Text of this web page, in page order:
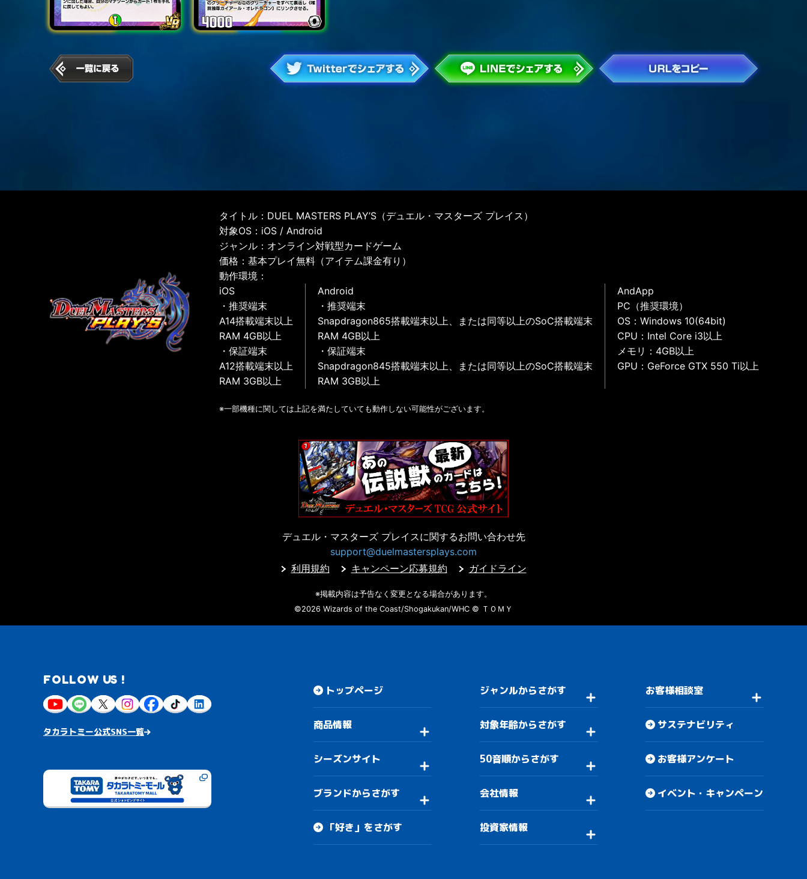
タイトル：DUEL MASTERS PLAY’S（デュエル・マスターズ プレイス）
対象OS：iOS / Android
ジャンル：オンライン対戦型カードゲーム
価格：基本プレイ無料（アイテム課金有り）
動作環境：
iOS
・推奨端末
A14搭載端末以上
RAM 4GB以上
・保証端末
A12搭載端末以上
RAM 3GB以上
Android
・推奨端末
Snapdragon865搭載端末以上、または同等以上のSoC搭載端末
RAM 4GB以上
・保証端末
Snapdragon845搭載端末以上、または同等以上のSoC搭載端末
RAM 3GB以上
AndApp
PC（推奨環境）
OS：Windows 10(64bit)
CPU：Intel Core i3以上
メモリ：4GB以上
GPU：GeForce GTX 550 Ti以上
※一部機種に関しては上記を満たしていても動作しない可能性がございます。
デュエル・マスターズ プレイスに関するお問い合わせ先
support@duelmastersplays.com
利用規約
キャンペーン応募規約 ガイドライン
※掲載内容は予告なく変更となる場合があります。
©2026 Wizards of the Coast/Shogakukan/WHC © ＴＯＭＹ
FOLLOW US !
タカラトミー公式SNS一覧
トップページ
商品情報
シーズンサイト
ブランドからさがす
「好き」をさがす
ジャンルからさがす
対象年齢からさがす
50音順からさがす
会社情報
投資家情報
お客様相談室
サステナビリティ
お客様アンケート
イベント・キャンペーン